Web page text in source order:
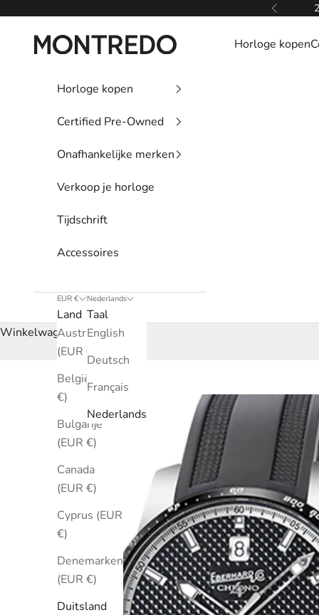
Vorige
Montredo Horloge kopen
Horloge kopen
Certified Pre-Owned
Onafhankelijke merken
Verkoop je horloge
Tijdschrift
Accessoires
EUR €
Land
Australië
(EUR €)
België (EUR
€)
Bulgarije
(EUR €)
Canada
(EUR €)
Cyprus (EUR
€)
Denemarken
(EUR €)
Duitsland
Nederlands
Taal
English
Deutsch
Français
Nederlands
Winkelwagen